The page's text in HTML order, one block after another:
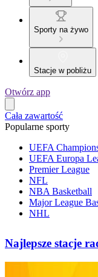
Sporty na żywo
Stacje w pobliżu
Otwórz app
Cała zawartość
Popularne sporty
UEFA
UEFA Europa
Premier League
NFL
NBA Basketball
Major League
NHL
Najlepsze stacje